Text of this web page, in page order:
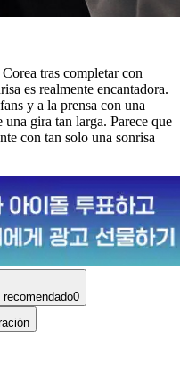
tras completar con
es realmente encantadora.
y a la prensa con una
gira tan larga. Parece que
con tan solo una sonrisa
recomendado0